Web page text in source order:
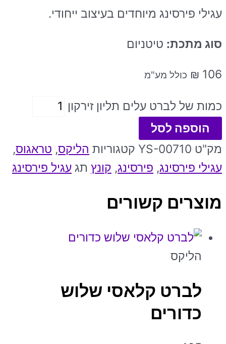
עגילי פירסינג מיוחדים בעיצוב ייחודי.
סוג מתכת: טיטניום
₪ 106 כולל מע"מ
כמות של לברט עלים תליון זירקון
הוספה לסל
מק"ט YS-00710 קטגוריות הליקס, טראגוס,
עגילי פירסינג, פירסינג, קונץ תג עגיל פירסינג
מוצרים קשורים
הליקס
לברט קלאסי שלוש
כדורים